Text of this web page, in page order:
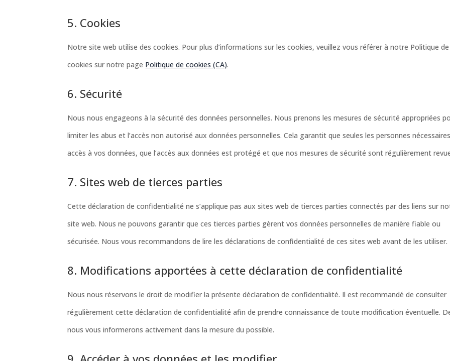
5. Cookies
Notre site web utilise des cookies. Pour plus d’informations sur les cookies, veuillez vous référer à notre Politique de
cookies sur notre page Politique de cookies (CA).
6. Sécurité
Nous nous engageons à la sécurité des données personnelles. Nous prenons les mesures de sécurité appropriées
limiter les abus et l’accès non autorisé aux données personnelles. Cela garantit que seules les personnes
accès à vos données, que l’accès aux données est protégé et que nos mesures de sécurité sont régulièrement
7. Sites web de tierces parties
Cette déclaration de confidentialité ne s’applique pas aux sites web de tierces parties connectés par des liens sur
site web. Nous ne pouvons garantir que ces tierces parties gèrent vos données personnelles de manière fiable ou
sécurisée. Nous vous recommandons de lire les déclarations de confidentialité de ces sites web avant de les utiliser.
8. Modifications apportées à cette déclaration de confidentialité
Nous nous réservons le droit de modifier la présente déclaration de confidentialité. Il est recommandé de consulter
régulièrement cette déclaration de confidentialité afin de prendre connaissance de toute modification éventuelle.
nous vous informerons activement dans la mesure du possible.